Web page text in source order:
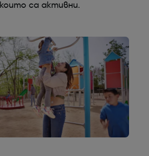
които са активни.